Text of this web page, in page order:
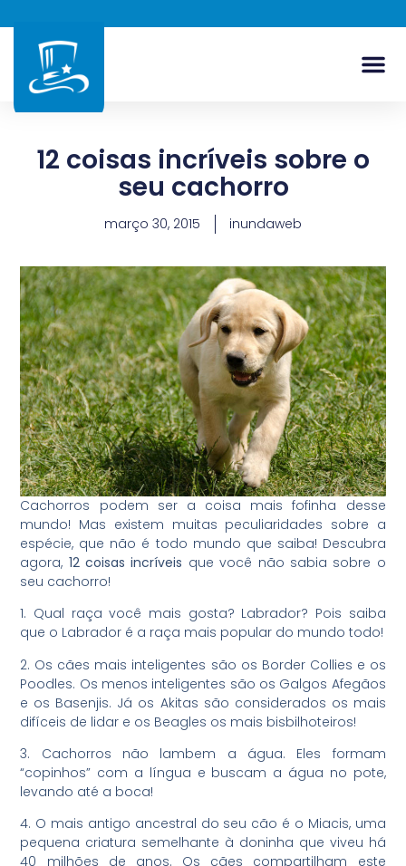
12 coisas incríveis sobre o
seu cachorro
março 30, 2015 inundaweb
Cachorros podem ser a coisa mais fofinha desse
mundo! Mas existem muitas peculiaridades sobre a
espécie, que não é todo mundo que saiba! Descubra
agora, 12 coisas incríveis que você não sabia sobre o
seu cachorro!
1. Qual raça você mais gosta? Labrador? Pois saiba
que o Labrador é a raça mais popular do mundo todo!
2. Os cães mais inteligentes são os Border Collies e os
Poodles. Os menos inteligentes são os Galgos Afegãos
e os Basenjis. Já os Akitas são considerados os mais
difíceis de lidar e os Beagles os mais bisbilhoteiros!
3. Cachorros não lambem a água. Eles formam
“copinhos” com a língua e buscam a água no pote,
levando até a boca!
4. O mais antigo ancestral do seu cão é o Miacis, uma
pequena criatura semelhante à doninha que viveu há
40 milhões de anos. Os cães compartilham este